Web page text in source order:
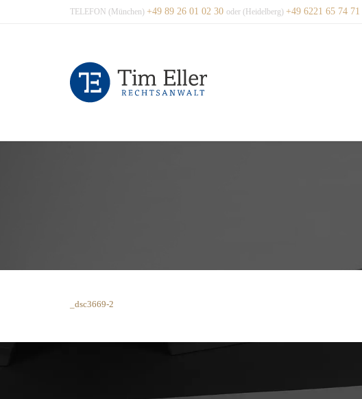
TELEFON (München) +49 89 26 01 02 30 oder (Heidelberg) +49 6221 65 74 71
_dsc3669-2